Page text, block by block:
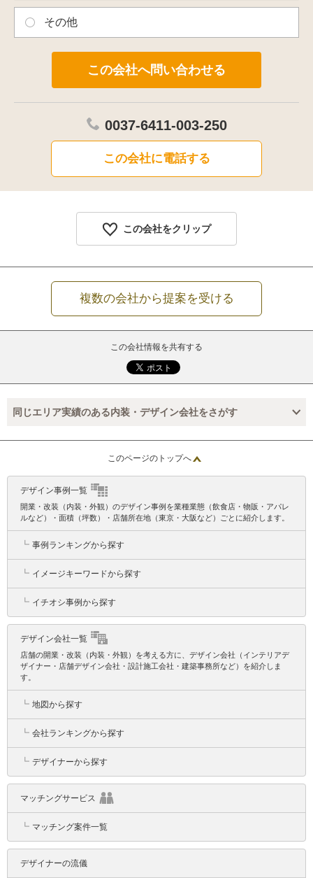
その他
0037-6411-003-250
この会社に電話する
この会社をクリップ
複数の会社から提案を受ける
この会社情報を共有する
同じエリア実績のある内装・デザイン会社をさがす
このページのトップへ
デザイン事例一覧
開業・改装（内装・外観）のデザイン事例を業種業態（飲食店・物販・アパレ
ルなど）・面積（坪数）・店舗所在地（東京・大阪など）ごとに紹介します。
┗ 事例ランキングから探す
┗ イメージキーワードから探す
┗ イチオシ事例から探す
デザイン会社一覧
店舗の開業・改装（内装・外観）を考える方に、デザイン会社（インテリアデ
ザイナー・店舗デザイン会社・設計施工会社・建築事務所など）を紹介しま
す。
┗ 地図から探す
┗ 会社ランキングから探す
┗ デザイナーから探す
マッチングサービス
┗ マッチング案件一覧
デザイナーの流儀